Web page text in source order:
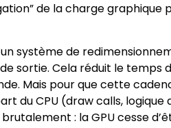
de la charge
système de
sortie. Cela réduit le temps
Mais pour que cette
du CPU (draw calls, logique
: la GPU cesse